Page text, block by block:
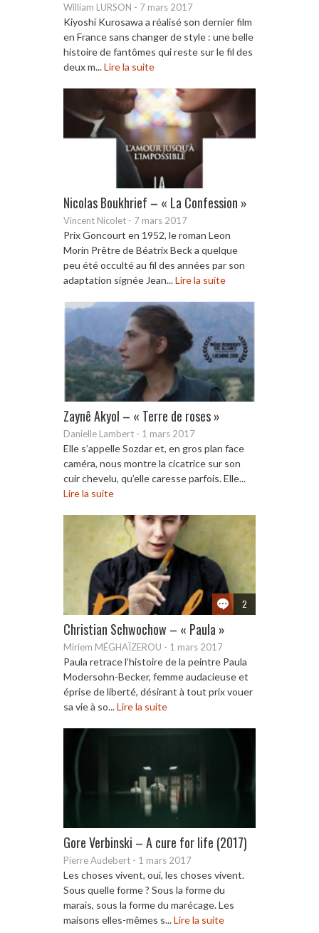
William LURSON - 7 mars 2017
Kiyoshi Kurosawa a réalisé son dernier film
en France sans changer de style : une belle
histoire de fantômes qui reste sur le fil des
deux m...Lire la suite
Nicolas Boukhrief – « La Confession »
Vincent Nicolet - 7 mars 2017
Prix Goncourt en 1952, le roman Leon
Morin Prêtre de Béatrix Beck a quelque
peu été occulté au fil des années par son
adaptation signée Jean...Lire la suite
Zaynê Akyol – « Terre de roses »
Danielle Lambert - 1 mars 2017
Elle s’appelle Sozdar et, en gros plan face
caméra, nous montre la cicatrice sur son
cuir chevelu, qu’elle caresse parfois. Elle...
Lire la suite
2
Christian Schwochow – « Paula »
Miriem MÉGHAÏZEROU - 1 mars 2017
Paula retrace l’histoire de la peintre Paula
Modersohn-Becker, femme audacieuse et
éprise de liberté, désirant à tout prix vouer
sa vie à so...Lire la suite
Gore Verbinski – A cure for life (2017)
Pierre Audebert - 1 mars 2017
Les choses vivent, oui, les choses vivent.
Sous quelle forme ? Sous la forme du
marais, sous la forme du marécage. Les
maisons elles-mêmes s...Lire la suite